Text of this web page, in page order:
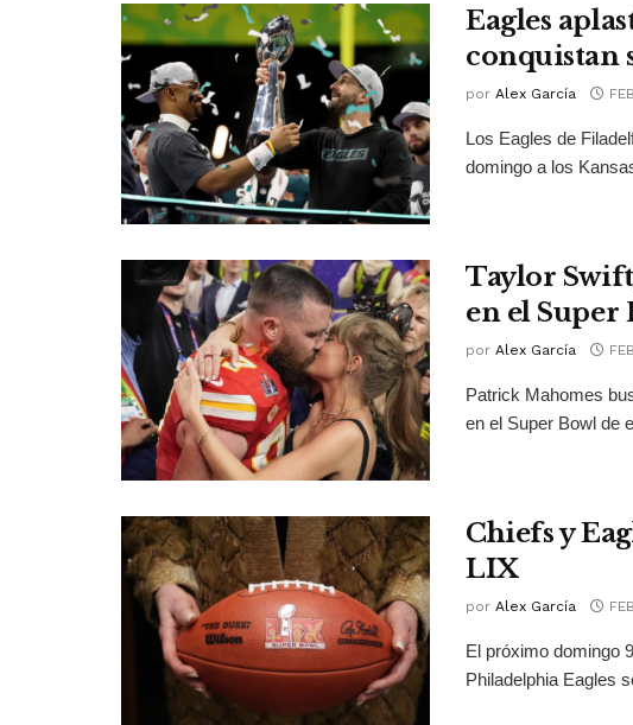
Eagles
conquistan
por Alex García
Los Eagles de
domingo a los
Taylor
en el Super
por Alex García
Patrick Mahomes
en el Super Bowl de
Chiefs y
LIX
por Alex García
El próximo domingo
Philadelphia Eagles